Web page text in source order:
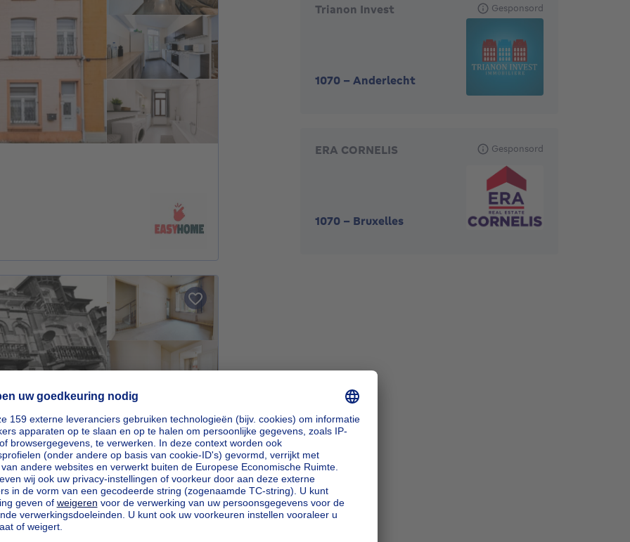
Trianon Invest
1070 - Anderlecht
Gesponsord
ERA CORNELIS
1070 - Bruxelles
Gesponsord